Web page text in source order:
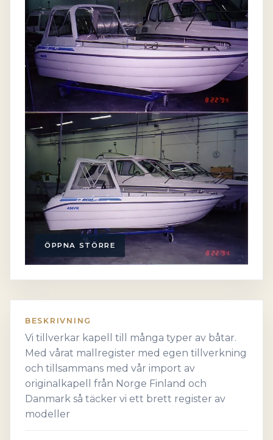
ÖPPNA STÖRRE
BESKRIVNING
Vi tillverkar kapell till många typer av båtar.
Med vårat mallregister med egen tillverkning
och tillsammans med vår import av
originalkapell från Norge Finland och
Danmark så täcker vi ett brett register av
modeller